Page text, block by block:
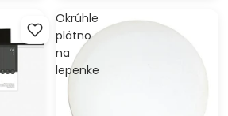
Okrúhle
plátno
na
lepenke